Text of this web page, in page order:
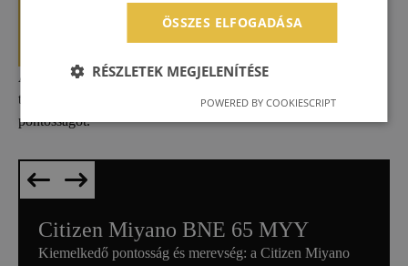
FÉMMEGMUNKÁLÁSRA
Az automata CNC esztergálást csúcsmodern, japán
technológiával végezzük, amely garantálja a mikronos
pontosságot.
Citizen Miyano BNE 65 MYY
Kiemelkedő pontosság és merevség: a Citizen Miyano
ÖSSZES ELFOGADÁSA
RÉSZLETEK MEGJELENÍTÉSE
POWERED BY COOKIESCRIPT